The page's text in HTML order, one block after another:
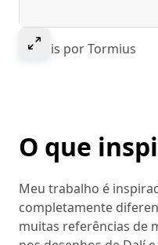
Select to expand
Kermis por Tormius
O que
Meu trabalho é
completamente
muitas referências de